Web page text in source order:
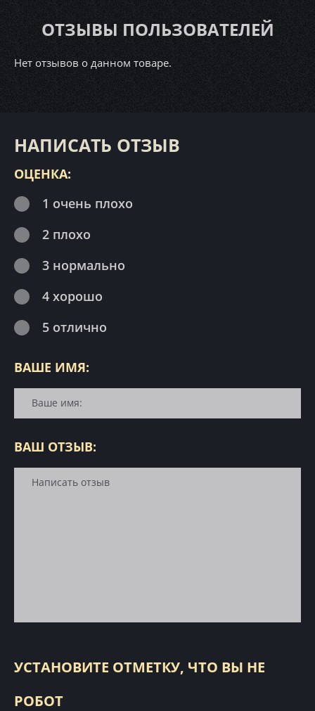
ОТЗЫВЫ ПОЛЬЗОВАТЕЛЕЙ
Нет отзывов о данном товаре.
НАПИСАТЬ ОТЗЫВ
ОЦЕНКА:
1 очень плохо
2 плохо
3 нормально
4 хорошо
5 отлично
ВАШЕ ИМЯ:
ВАШ ОТЗЫВ:
УСТАНОВИТЕ ОТМЕТКУ, ЧТО ВЫ НЕ
РОБОТ